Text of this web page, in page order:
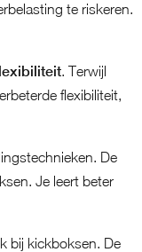
te riskeren.
. Terwijl
flexibiliteit,
De
Je leert beter
bij kickboksen. De